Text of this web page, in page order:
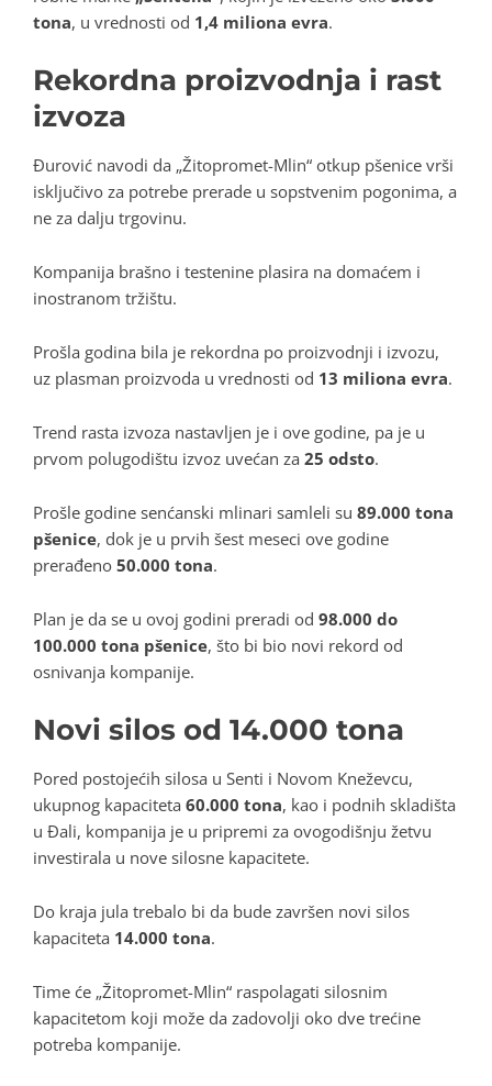
tona, u vrednosti od 1,4 miliona evra.
Rekordna proizvodnja i rast
izvoza
Đurović navodi da „Žitopromet-Mlin“ otkup pšenice vrši
isključivo za potrebe prerade u sopstvenim pogonima, a
ne za dalju trgovinu.
Kompanija brašno i testenine plasira na domaćem i
inostranom tržištu.
Prošla godina bila je rekordna po proizvodnji i izvozu,
uz plasman proizvoda u vrednosti od 13 miliona evra.
Trend rasta izvoza nastavljen je i ove godine, pa je u
prvom polugodištu izvoz uvećan za 25 odsto.
Prošle godine senćanski mlinari samleli su 89.000 tona
pšenice, dok je u prvih šest meseci ove godine
prerađeno 50.000 tona.
Plan je da se u ovoj godini preradi od 98.000 do
100.000 tona pšenice, što bi bio novi rekord od
osnivanja kompanije.
Novi silos od 14.000 tona
Pored postojećih silosa u Senti i Novom Kneževcu,
ukupnog kapaciteta 60.000 tona, kao i podnih skladišta
u Đali, kompanija je u pripremi za ovogodišnju žetvu
investirala u nove silosne kapacitete.
Do kraja jula trebalo bi da bude završen novi silos
kapaciteta 14.000 tona.
Time će „Žitopromet-Mlin“ raspolagati silosnim
kapacitetom koji može da zadovolji oko dve trećine
potreba kompanije.